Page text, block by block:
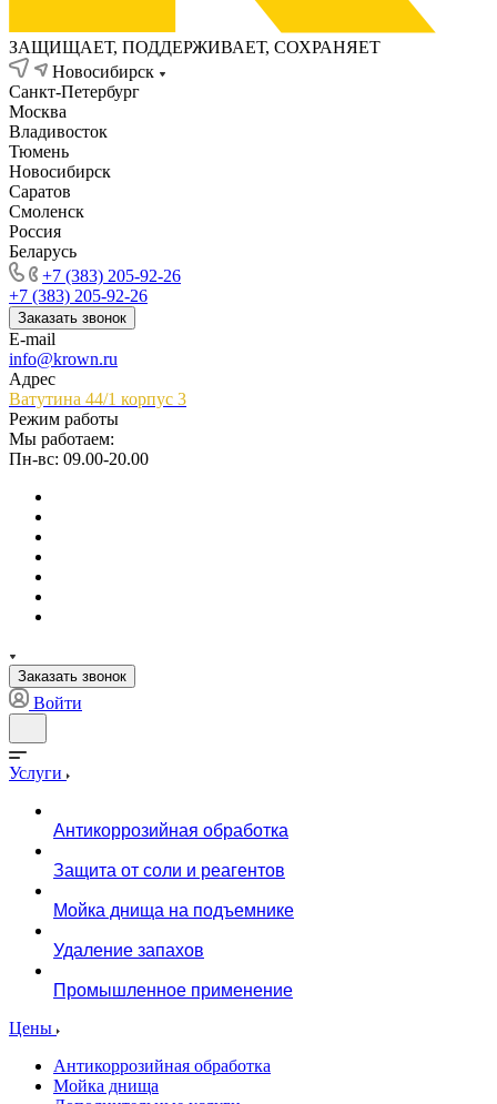
ЗАЩИЩАЕТ, ПОДДЕРЖИВАЕТ, СОХРАНЯЕТ
Новосибирск
Санкт-Петербург
Москва
Владивосток
Тюмень
Новосибирск
Саратов
Смоленск
Россия
Беларусь
+7 (383) 205-92-26
+7 (383) 205-92-26
Заказать звонок
E-mail
info@krown.ru
Адрес
Ватутина 44/1 корпус 3
Режим работы
Мы работаем:
Пн-вс: 09.00-20.00
Заказать звонок
Войти
Услуги
Антикоррозийная обработка
Защита от соли и реагентов
Мойка днища на подъемнике
Удаление запахов
Промышленное применение
Цены
Антикоррозийная обработка
Мойка днища